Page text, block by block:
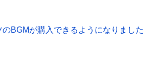
のBGMが購入できるようになりました